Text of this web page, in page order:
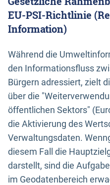
EU-PSI-Richtlinie
Information)
Während die
den Informationsfluss
Bürgern adressiert, zielt
über die
öffentlichen Sektors"
die Aktivierung des
Verwaltungsdaten.
diesem Fall die
darstellt, sind die
im Geodatenbereich